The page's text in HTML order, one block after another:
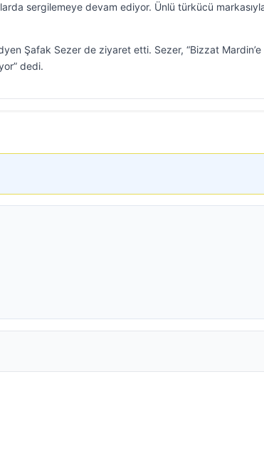
sergilemeye devam ediyor. Ünlü türkücü
Şafak Sezer de ziyaret etti. Sezer, “Bizzat
dedi.